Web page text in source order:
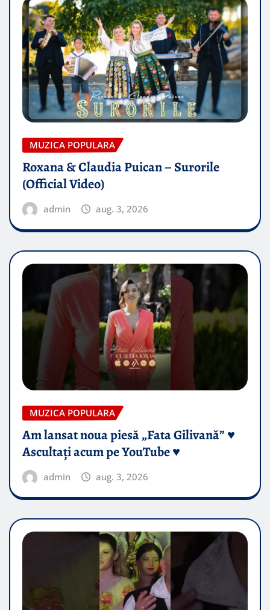
MUZICA POPULARA
Roxana & Claudia Puican – Surorile
(Official Video)
admin aug. 3, 2026
MUZICA POPULARA
Am lansat noua piesă „Fata Gilivană” ♥️
Ascultați acum pe YouTube ♥️
admin aug. 3, 2026